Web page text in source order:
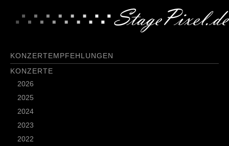
KONZERTEMPFEHLUNGEN
KONZERTE
2026
2025
2024
2023
2022